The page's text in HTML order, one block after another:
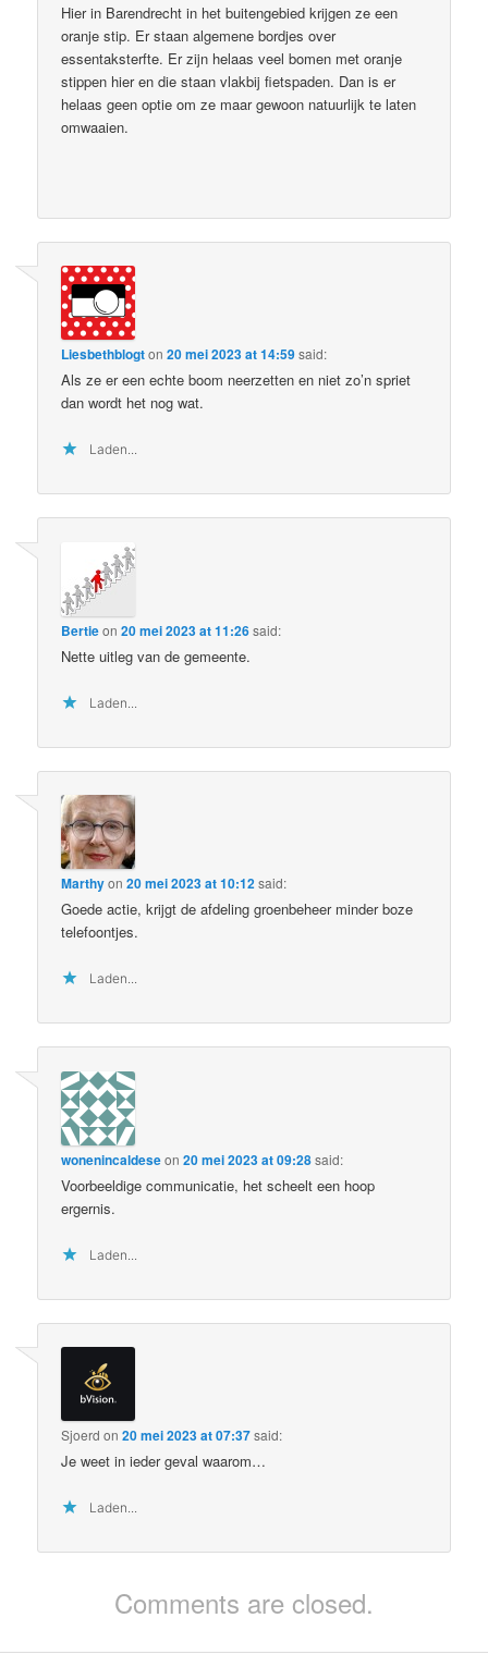
Hier in Barendrecht in het buitengebied krijgen ze een
oranje stip. Er staan algemene bordjes over
essentaksterfte. Er zijn helaas veel bomen met oranje
stippen hier en die staan vlakbij fietspaden. Dan is er
helaas geen optie om ze maar gewoon natuurlijk te laten
omwaaien.
Liesbethblogton20 mei 2023 at 14:59said:
Als ze er een echte boom neerzetten en niet zo’n spriet
dan wordt het nog wat.
Laden...
Bertieon20 mei 2023 at 11:26said:
Nette uitleg van de gemeente.
Laden...
Marthyon20 mei 2023 at 10:12said:
Goede actie, krijgt de afdeling groenbeheer minder boze
telefoontjes.
Laden...
wonenincaldeseon20 mei 2023 at 09:28said:
Voorbeeldige communicatie, het scheelt een hoop
ergernis.
Laden...
Sjoerd on20 mei 2023 at 07:37said:
Je weet in ieder geval waarom…
Laden...
Comments are closed.